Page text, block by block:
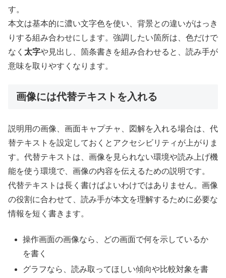
す。
本文は基本的に濃い文字色を使い、背景との違いがはっき
りする組み合わせにします。強調したい箇所は、色だけで
なく 太字や見出し、箇条書きを組み合わせると、読み手が
意味を取りやすくなります。
画像には代替テキストを入れる
説明用の画像、画面キャプチャ、図解を入れる場合は、代
替テキストを設定しておくとアクセシビリティが上がりま
す。代替テキストは、画像を見られない環境や読み上げ機
能を使う環境で、画像の内容を伝えるための説明です。
代替テキストは長く書けばよいわけではありません。画像
の役割に合わせて、読み手が本文を理解するために必要な
情報を短く書きます。
操作画面の画像なら、どの画面で何を示しているか
を書く
グラフなら、読み取ってほしい傾向や比較対象を書